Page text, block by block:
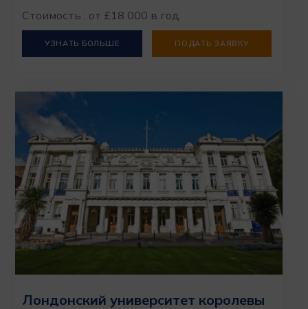
Стоимость : от £18 000 в год
УЗНАТЬ БОЛЬШЕ ПОДАТЬ ЗАЯВКУ
Лондонский университет королевы